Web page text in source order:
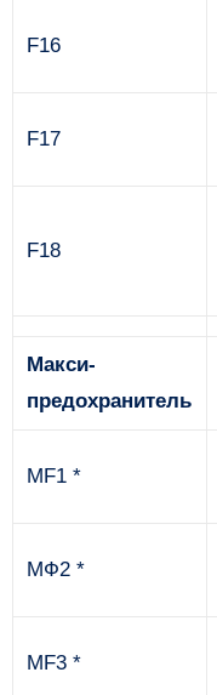
F16
F17
F18
Макси-
предохранитель
MF1 *
МФ2 *
MF3 *